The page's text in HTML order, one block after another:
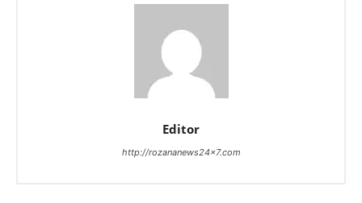
Editor
http://rozananews24x7.com